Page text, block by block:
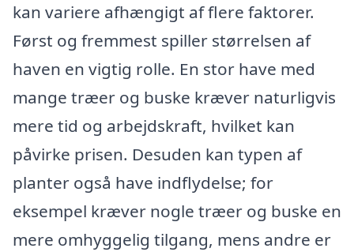
kan variere afhængigt af flere faktorer.
Først og fremmest spiller størrelsen af
haven en vigtig rolle. En stor have med
mange træer og buske kræver naturligvis
mere tid og arbejdskraft, hvilket kan
påvirke prisen. Desuden kan typen af
planter også have indflydelse; for
eksempel kræver nogle træer og buske en
mere omhyggelig tilgang, mens andre er